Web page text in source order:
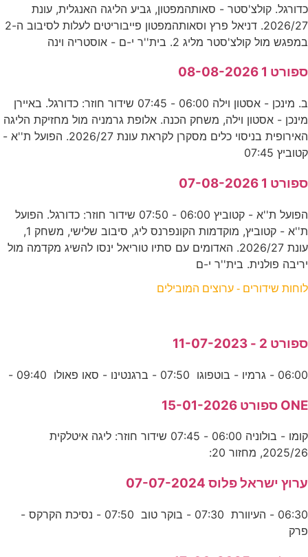
כדורגל. קולצ'סטר - סאותהמפטון, גביע הליגה האנגלית, עונת
2026/27. דניאל פרץ וסאותהמפטון פייבוריטים לעלות לסיבוב ה-2
במפגש מול קולצ'סטר מליג 2. בית''ר י-ם - אוסטריה וינה
ספורט 1 08-08-2026
ב. מינכן - אסטון וילה 06:00 - 07:45 שידור חוזר: כדורגל. באיירן
מינכן - אסטון וילה, משחק הכנה. אלופת גרמניה מול מחזיקת הליגה
האירופית בניסוי כלים מסקרן לקראת עונת 2026/27. הפועל ת''א -
קטוביץ 07:45
ספורט 1 07-08-2026
הפועל ת''א - קטוביץ 06:00 - 07:50 שידור חוזר: כדורגל. הפועל
ת''א - קטוביץ, מוקדמות הקונפרנס ליג, סיבוב שלישי, משחק 1,
עונת 2026/27. האדומים עם סתיו טוריאל ינסו להשיג מקדמה מול
יריבה פולנית. בית''ר י-ם
לוחות שידורים - ערוצים המובילים
ספורט 2 - 11-07-2023
06:00 - גרמיו - בוטפוגו 07:50 - ברגנטינו - סאו פאולו 09:40 -
ONE ספורט 15-01-2026
קומו - בולוניה 06:00 - 07:45 שידור חוזר: ליגה איטלקית
2025/26, מחזור 20:
ערוץ ישראל פלוס 07-07-2024
06:30 - העיוורת 07:30 - בוקר טוב 07:50 - נסיכת הקרקס -
פרק